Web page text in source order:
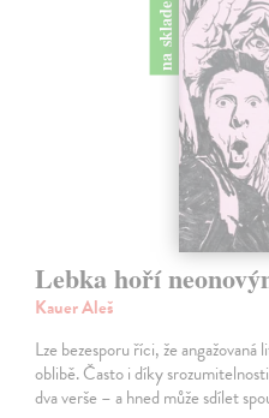
na sklade
Lebka hoří
Kauer Aleš
Lze bezesporu říci, že
oblibě. Často i díky
dva verše – a hned může sdílet